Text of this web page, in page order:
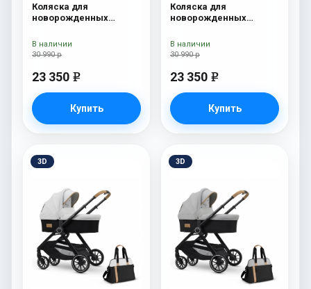
Коляска для
новорожденных
White) Red Lux
30 990 р
23 350 e
Купить
В наличии
Коляска для
новорожденных
White) Borduex
30 990 р
23 350 e
Купить
В наличии
3D 3D